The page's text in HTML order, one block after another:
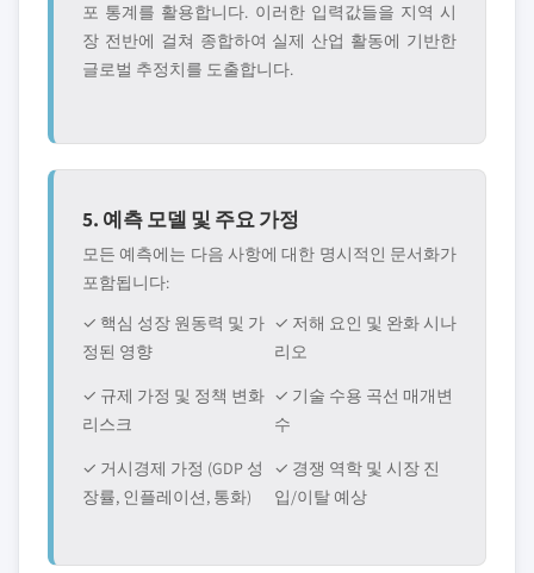
포 통계를 활용합니다. 이러한 입력값들을 지역 시
장 전반에 걸쳐 종합하여 실제 산업 활동에 기반한
글로벌 추정치를 도출합니다.
5. 예측 모델 및 주요 가정
모든 예측에는 다음 사항에 대한 명시적인 문서화가
포함됩니다:
✓ 핵심 성장 원동력 및 가
정된 영향
✓ 저해 요인 및 완화 시나
리오
✓ 규제 가정 및 정책 변화
리스크
✓ 기술 수용 곡선 매개변
수
✓ 거시경제 가정 (GDP 성
장률, 인플레이션, 통화)
✓ 경쟁 역학 및 시장 진
입/이탈 예상